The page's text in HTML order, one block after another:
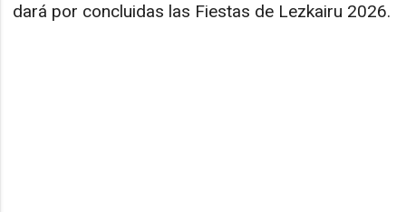
dará por concluidas las Fiestas de Lezkairu 2026.